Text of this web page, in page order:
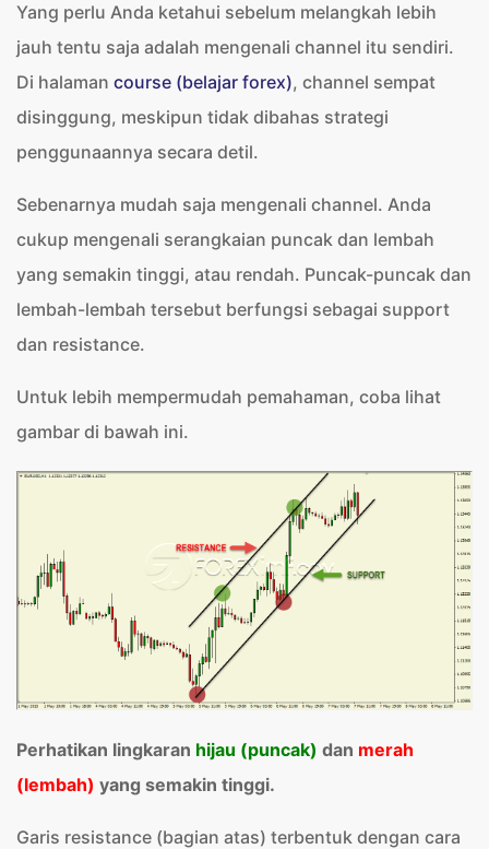
Yang perlu Anda ketahui sebelum melangkah lebih
jauh tentu saja adalah mengenali channel itu sendiri.
Di halaman course (belajar forex), channel sempat
disinggung, meskipun tidak dibahas strategi
penggunaannya secara detil.
Sebenarnya mudah saja mengenali channel. Anda
cukup mengenali serangkaian puncak dan lembah
yang semakin tinggi, atau rendah. Puncak-puncak dan
lembah-lembah tersebut berfungsi sebagai support
dan resistance.
Untuk lebih mempermudah pemahaman, coba lihat
gambar di bawah ini.
Perhatikan lingkaran hijau (puncak) dan merah
(lembah) yang semakin tinggi.
Garis resistance (bagian atas) terbentuk dengan cara